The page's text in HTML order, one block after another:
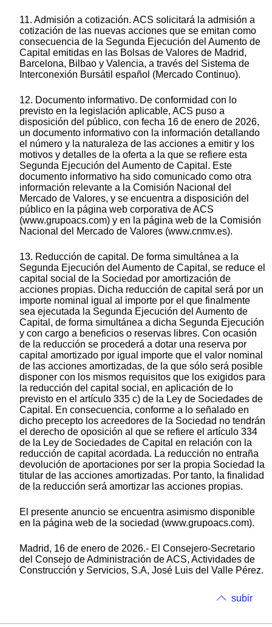
11. Admisión a cotización. ACS solicitará la admisión a
cotización de las nuevas acciones que se emitan como
consecuencia de la Segunda Ejecución del Aumento de
Capital emitidas en las Bolsas de Valores de Madrid,
Barcelona, Bilbao y Valencia, a través del Sistema de
Interconexión Bursátil español (Mercado Continuo).
12. Documento informativo. De conformidad con lo
previsto en la legislación aplicable, ACS puso a
disposición del público, con fecha 16 de enero de 2026,
un documento informativo con la información detallando
el número y la naturaleza de las acciones a emitir y los
motivos y detalles de la oferta a la que se refiere esta
Segunda Ejecución del Aumento de Capital. Este
documento informativo ha sido comunicado como otra
información relevante a la Comisión Nacional del
Mercado de Valores, y se encuentra a disposición del
público en la página web corporativa de ACS
(www.grupoacs.com) y en la página web de la Comisión
Nacional del Mercado de Valores (www.cnmv.es).
13. Reducción de capital. De forma simultánea a la
Segunda Ejecución del Aumento de Capital, se reduce el
capital social de la Sociedad por amortización de
acciones propias. Dicha reducción de capital será por un
importe nominal igual al importe por el que finalmente
sea ejecutada la Segunda Ejecución del Aumento de
Capital, de forma simultánea a dicha Segunda Ejecución
y con cargo a beneficios o reservas libres. Con ocasión
de la reducción se procederá a dotar una reserva por
capital amortizado por igual importe que el valor nominal
de las acciones amortizadas, de la que sólo será posible
disponer con los mismos requisitos que los exigidos para
la reducción del capital social, en aplicación de lo
previsto en el artículo 335 c) de la Ley de Sociedades de
Capital. En consecuencia, conforme a lo señalado en
dicho precepto los acreedores de la Sociedad no tendrán
el derecho de oposición al que se refiere el artículo 334
de la Ley de Sociedades de Capital en relación con la
reducción de capital acordada. La reducción no entraña
devolución de aportaciones por ser la propia Sociedad la
titular de las acciones amortizadas. Por tanto, la finalidad
de la reducción será amortizar las acciones propias.
El presente anuncio se encuentra asimismo disponible
en la página web de la sociedad (www.grupoacs.com).
Madrid, 16 de enero de 2026.- El Consejero-Secretario
del Consejo de Administración de ACS, Actividades de
Construcción y Servicios, S.A, José Luis del Valle Pérez.
subir